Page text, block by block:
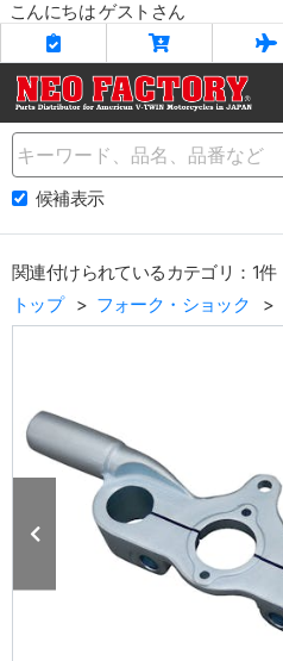
こんにちは ゲストさん
Name
候補表示
関連付けられているカテゴリ：1件
トップ
フォーク・ショック